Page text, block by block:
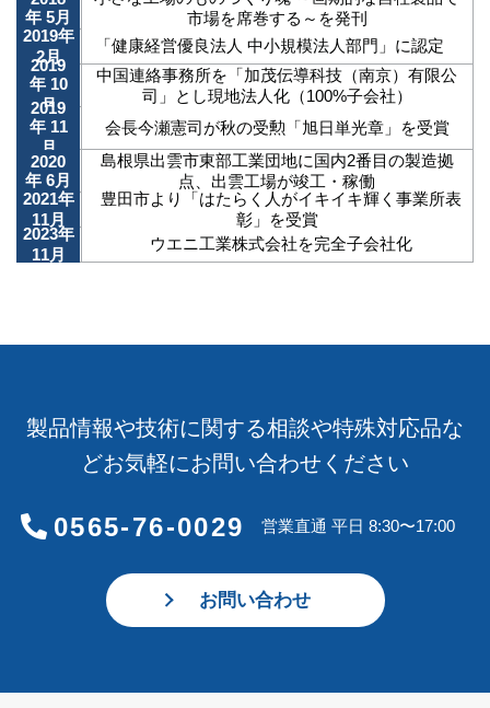
年 5月
市場を席巻する～を発刊
2019年
2月
「健康経営優良法人 中小規模法人部門」に認定
2019
年 10
月
中国連絡事務所を「加茂伝導科技（南京）有限公
司」とし現地法人化（100%子会社）
2019
年 11
月
会長今瀬憲司が秋の受勲「旭日単光章」を受賞
2020
年 6月
島根県出雲市東部工業団地に国内2番目の製造拠
点、出雲工場が竣工・稼働
2021年
11月
豊田市より「はたらく人がイキイキ輝く事業所表
彰」を受賞
2023年
11月
ウエニ工業株式会社を完全子会社化
製品情報や技術に関する相談や特殊対応品な
どお気軽にお問い合わせください
0565-76-0029 営業直通 平日 8:30〜17:00
お問い合わせ